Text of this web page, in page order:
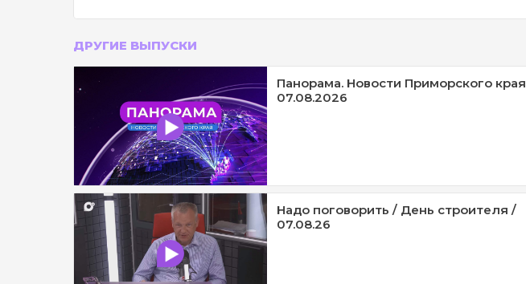
ДРУГИЕ ВЫПУСКИ
Панорама. Новости Приморского края
07.08.2026
Надо поговорить / День строителя /
07.08.26